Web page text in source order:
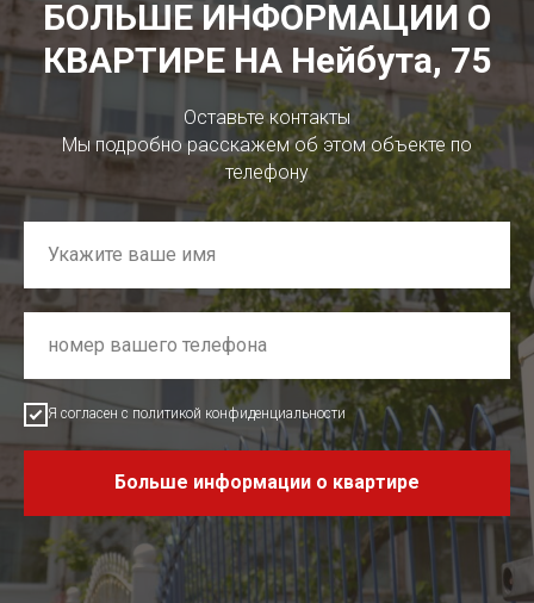
БОЛЬШЕ ИНФОРМАЦИИ О
КВАРТИРЕ НА Нейбута, 75
Оставьте контакты
Мы подробно расскажем об этом объекте по
телефону
Я согласен с политикой конфиденциальности
Больше информации о квартире